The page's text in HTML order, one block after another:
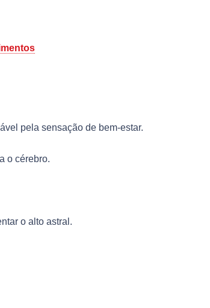
pela sensação de bem-estar.
o cérebro.
o alto astral.